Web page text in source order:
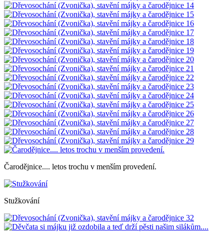
Čarodějnice.... letos trochu v menším provedení.
Stužkování